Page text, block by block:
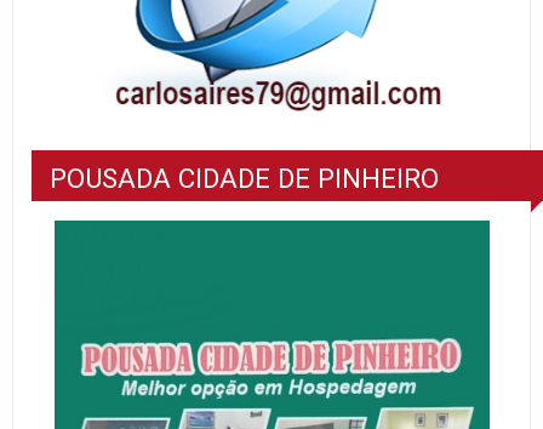
POUSADA CIDADE DE PINHEIRO